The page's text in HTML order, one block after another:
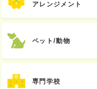
アレンジメント
ペット/動物
専門学校